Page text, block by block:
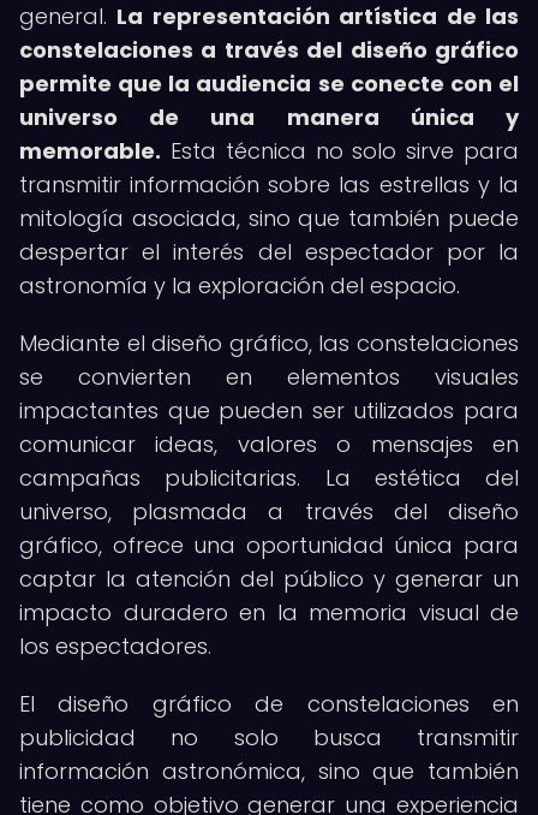
general. La representación artística de las
constelaciones a través del diseño gráfico
permite que la audiencia se conecte con el
universo de una manera única y
memorable. Esta técnica no solo sirve para
transmitir información sobre las estrellas y la
mitología asociada, sino que también puede
despertar el interés del espectador por la
astronomía y la exploración del espacio.
Mediante el diseño gráfico, las constelaciones
se convierten en elementos visuales
impactantes que pueden ser utilizados para
comunicar ideas, valores o mensajes en
campañas publicitarias. La estética del
universo, plasmada a través del diseño
gráfico, ofrece una oportunidad única para
captar la atención del público y generar un
impacto duradero en la memoria visual de
los espectadores.
El diseño gráfico de constelaciones en
publicidad no solo busca transmitir
información astronómica, sino que también
tiene como objetivo generar una experiencia